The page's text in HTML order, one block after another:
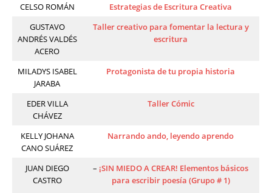
CELSO ROMÁN
Estrategias de Escritura Creativa
GUSTAVO
ANDRÉS VALDÉS
ACERO
Taller creativo para fomentar la lectura y
escritura
MILADYS ISABEL
JARABA
Protagonista de tu propia historia
EDER VILLA
CHÁVEZ
Taller Cómic
KELLY JOHANA
CANO SUÁREZ
Narrando ando, leyendo aprendo
JUAN DIEGO
CASTRO
– ¡SIN MIEDO A CREAR! Elementos básicos
para escribir poesía (Grupo # 1)